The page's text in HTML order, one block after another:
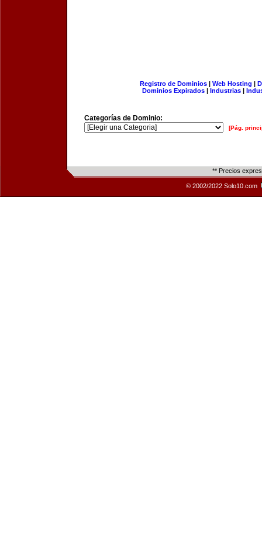
Registro de Dominios| Web Hosting |
Dominios Expirados | Industrias |
Categorías de Dominio:
[Pág.
** Precios
© 2002/2022 Solo10.com